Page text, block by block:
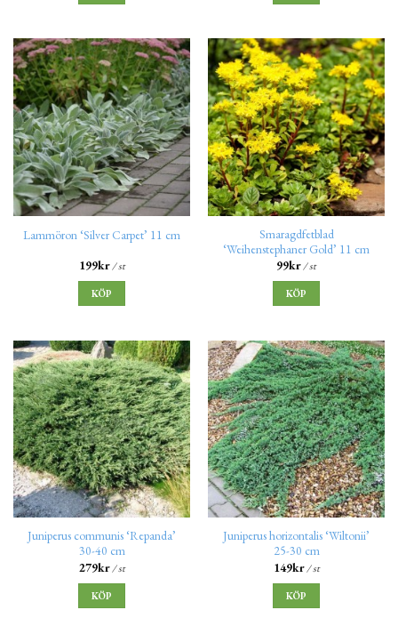
Lammöron ‘Silver Carpet’ 11 cm
199kr/ st
KÖP
Smaragdfetblad
‘Weihenstephaner Gold’ 11 cm
99kr/ st
KÖP
Juniperus communis ‘Repanda’
30-40 cm
279kr/ st
KÖP
Juniperus horizontalis ‘Wiltonii’
25-30 cm
149kr/ st
KÖP